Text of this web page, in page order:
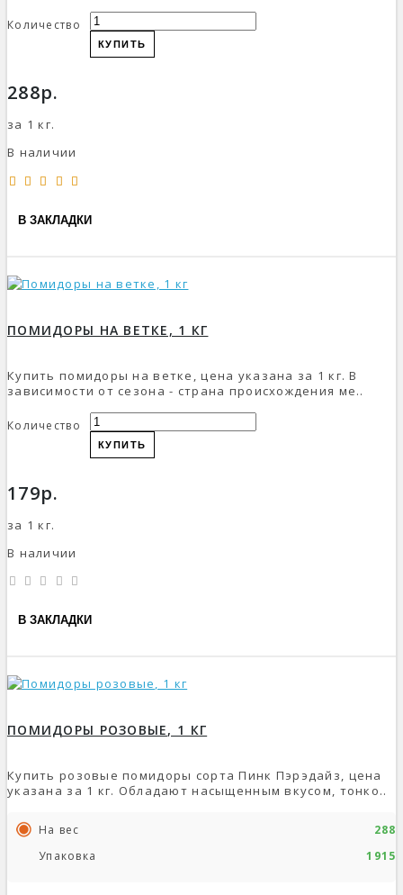
Количество
КУПИТЬ
288р.
за 1 кг.
В наличии
В ЗАКЛАДКИ
ПОМИДОРЫ НА ВЕТКЕ, 1 КГ
Купить помидоры на ветке, цена указана за 1 кг. В
зависимости от сезона - страна происхождения ме..
Количество
КУПИТЬ
179р.
за 1 кг.
В наличии
В ЗАКЛАДКИ
ПОМИДОРЫ РОЗОВЫЕ, 1 КГ
Купить розовые помидоры сорта Пинк Пэрэдайз, цена
указана за 1 кг. Обладают насыщенным вкусом, тонко..
На вес
Упаковка